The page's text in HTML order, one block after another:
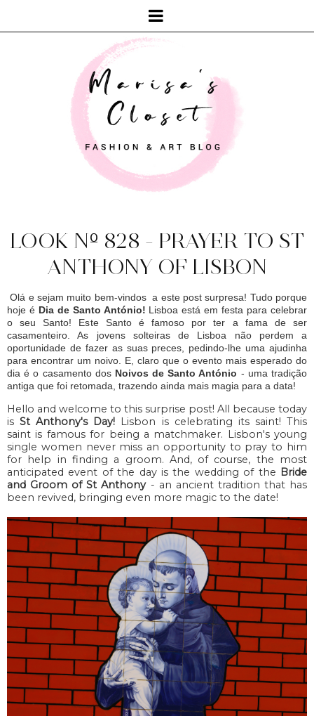
LOOK Nº 828 - PRAYER TO ST
ANTHONY OF LISBON
Olá e sejam muito bem-vindos a este post surpresa! Tudo porque
hoje é Dia de Santo António! Lisboa está em festa para celebrar
o seu Santo! Este Santo é famoso por ter a fama de ser
casamenteiro. As jovens solteiras de Lisboa não perdem a
oportunidade de fazer as suas preces, pedindo-lhe uma ajudinha
para encontrar um noivo. E, claro que o evento mais esperado do
dia é o casamento dos Noivos de Santo António - uma tradição
antiga que foi retomada, trazendo ainda mais magia para a data!
Hello and welcome to this surprise post! All because today
is St Anthony's Day! Lisbon is celebrating its saint! This
saint is famous for being a matchmaker. Lisbon's young
single women never miss an opportunity to pray to him
for help in finding a groom. And, of course, the most
anticipated event of the day is the wedding of the Bride
and Groom of St Anthony - an ancient tradition that has
been revived, bringing even more magic to the date!